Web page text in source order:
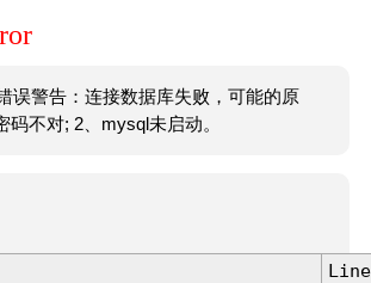
误警告：连接数据库失败，可能的原
码不对; 2、mysql未启动。
Line